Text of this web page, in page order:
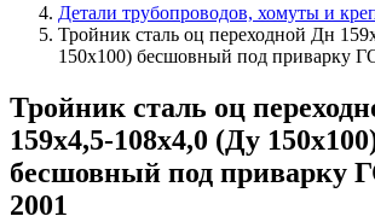
Детали трубопроводов, хомуты и
Тройник сталь оц переходной Дн
150х100) бесшовный под приварку
Тройник сталь оц
159х4,5-108х4,0 (Ду
бесшовный под приварку
2001